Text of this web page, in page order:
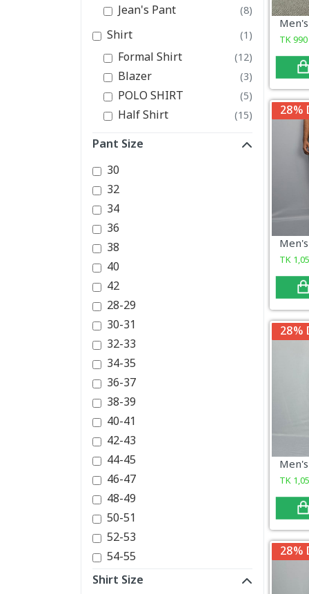
Jean's Pant (8)
Shirt (1)
Formal Shirt (12)
Blazer (3)
POLO SHIRT (5)
Half Shirt (15)
Pant Size
30
32
34
36
38
40
42
28-29
30-31
32-33
34-35
36-37
38-39
40-41
42-43
44-45
46-47
48-49
50-51
52-53
54-55
Shirt Size
TK990
28%
TK
28%
TK
28%